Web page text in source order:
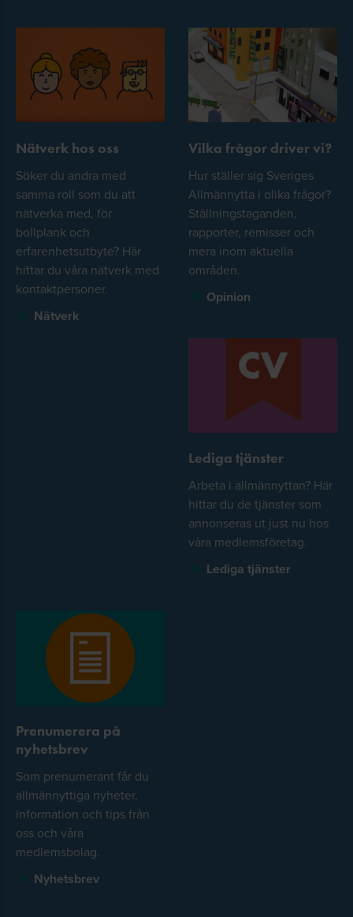
Nätverk hos oss
Söker du andra med
samma roll som du att
nätverka med, för
bollplank och
erfarenhetsutbyte? Här
hittar du våra nätverk med
kontaktpersoner.
Nätverk
Vilka frågor driver vi?
Hur ställer sig Sveriges
Allmännytta i olika frågor?
Ställningstaganden,
rapporter, remisser och
mera inom aktuella
områden.
Opinion
Lediga tjänster
Arbeta i allmännyttan? Här
hittar du de tjänster som
annonseras ut just nu hos
våra medlemsföretag.
Lediga tjänster
Prenumerera på
nyhetsbrev
Som prenumerant får du
allmännyttiga nyheter,
information och tips från
oss och våra
medlemsbolag.
Nyhetsbrev